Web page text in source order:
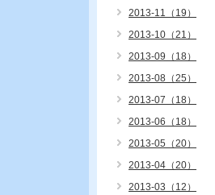
2013-11（19）
2013-10（21）
2013-09（18）
2013-08（25）
2013-07（18）
2013-06（18）
2013-05（20）
2013-04（20）
2013-03（12）